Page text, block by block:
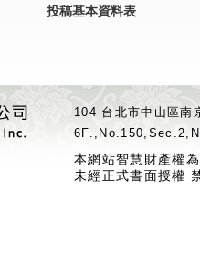
投稿基本資料表
104 台北市中山區
本網站智慧財產權
未經正式書面授權